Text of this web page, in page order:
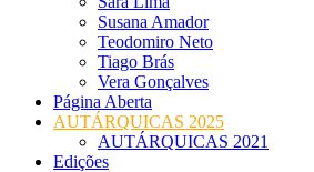
Susana Amador
Teodomiro Neto
Tiago Brás
Vera Gonçalves
Página Aberta
AUTÁRQUICAS 2025
AUTÁRQUICAS 2021
Edições